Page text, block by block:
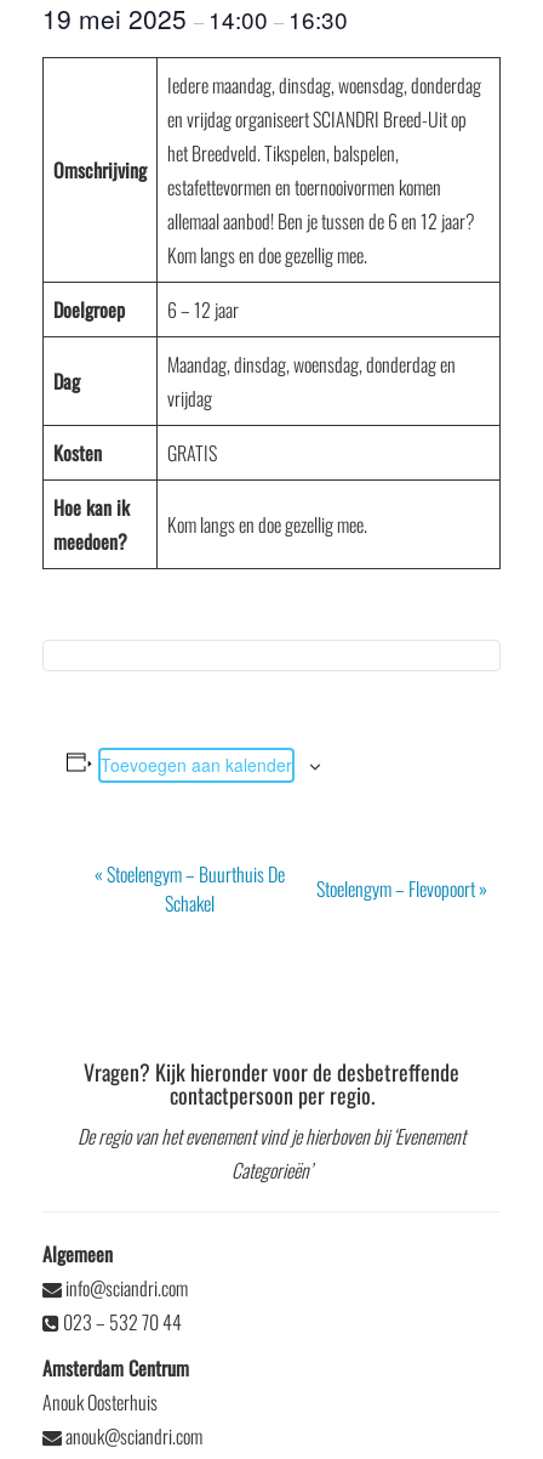
19 mei 2025 – 14:00 – 16:30
Omschrijving
Iedere maandag, dinsdag, woensdag, donderdag
en vrijdag organiseert SCIANDRI Breed-Uit op
het Breedveld. Tikspelen, balspelen,
estafettevormen en toernooivormen komen
allemaal aanbod! Ben je tussen de 6 en 12 jaar?
Kom langs en doe gezellig mee.
Doelgroep
6 – 12 jaar
Dag
Maandag, dinsdag, woensdag, donderdag en
vrijdag
Kosten
GRATIS
Hoe kan ik
meedoen?
Kom langs en doe gezellig mee.
Toevoegen aan kalender
Evenement
«Stoelengym – Buurthuis De
Schakel
Stoelengym – Flevopoort»
Vragen? Kijk hieronder voor de desbetreffende
contactpersoon per regio.
De regio van het evenement vind je hierboven bij ‘Evenement
Categorieën’
Algemeen
info@sciandri.com
023 – 532 70 44
Amsterdam Centrum
Anouk Oosterhuis
anouk@sciandri.com